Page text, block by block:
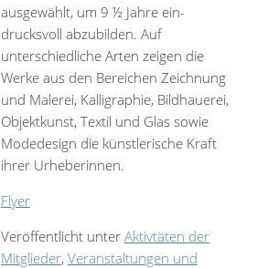
ausgewählt, um 9 ½ Jahre ein­
drucksvoll abzubilden. Auf
unterschiedliche Arten zeigen die
Werke aus den Bereichen Zeichnung
und Malerei, Kalli­graphie, Bildhauerei,
Objektkunst, Textil und Glas sowie
Modedesign die künstlerische Kraft
ihrer Urheberinnen.
Flyer
Veröffentlicht unter Aktivtäten der
Mitglieder, Veranstaltungen und